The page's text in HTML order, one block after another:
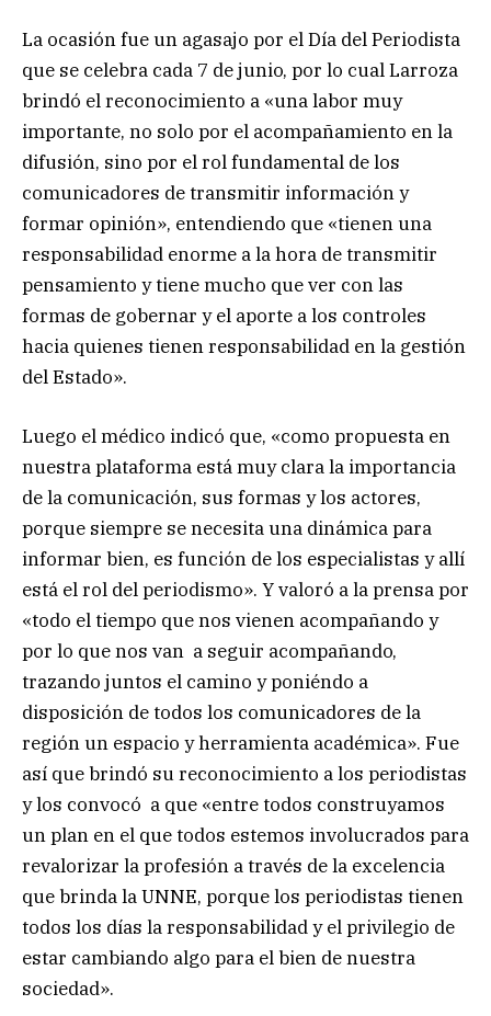
La ocasión fue un agasajo por el Día del Periodista
que se celebra cada 7 de junio, por lo cual Larroza
brindó el reconocimiento a «una labor muy
importante, no solo por el acompañamiento en la
difusión, sino por el rol fundamental de los
comunicadores de transmitir información y
formar opinión», entendiendo que «tienen una
responsabilidad enorme a la hora de transmitir
pensamiento y tiene mucho que ver con las
formas de gobernar y el aporte a los controles
hacia quienes tienen responsabilidad en la gestión
del Estado».
Luego el médico indicó que, «como propuesta en
nuestra plataforma está muy clara la importancia
de la comunicación, sus formas y los actores,
porque siempre se necesita una dinámica para
informar bien, es función de los especialistas y allí
está el rol del periodismo». Y valoró a la prensa por
«todo el tiempo que nos vienen acompañando y
por lo que nos van a seguir acompañando,
trazando juntos el camino y poniéndo a
disposición de todos los comunicadores de la
región un espacio y herramienta académica». Fue
así que brindó su reconocimiento a los periodistas
y los convocó a que «entre todos construyamos
un plan en el que todos estemos involucrados para
revalorizar la profesión a través de la excelencia
que brinda la UNNE, porque los periodistas tienen
todos los días la responsabilidad y el privilegio de
estar cambiando algo para el bien de nuestra
sociedad».